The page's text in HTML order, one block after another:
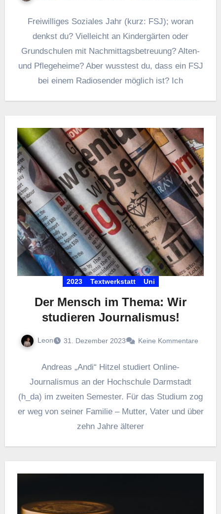
Freiwilliges Soziales Jahr (kurz: FSJ); woran
denkst du? Vielleicht an Kindergärten oder
Grundschulen mit Nachmittagsbetreuung? Alten-
und Pflegeheime? Aber wusstest du, dass ein FSJ
bei einem Radiosender möglich ist? Ich
2023 Textwerkstatt Uni
Der Mensch im Thema: Wir
studieren Journalismus!
Leon 31. Dezember 2023 Keine Kommentare
Andreas „Andi“ Hitzel studiert Online-
Journalismus an der Hochschule Darmstadt
(h_da) im zweiten Semester. Für das Studium zog
er weg von seiner Familie – Mutter, Vater und über
zehn Jahre älterer